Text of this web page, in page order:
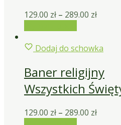
129.00 zł – 289.00 zł
Dodaj do schowka
Baner religijny
Wszystkich
129.00 zł – 289.00 zł